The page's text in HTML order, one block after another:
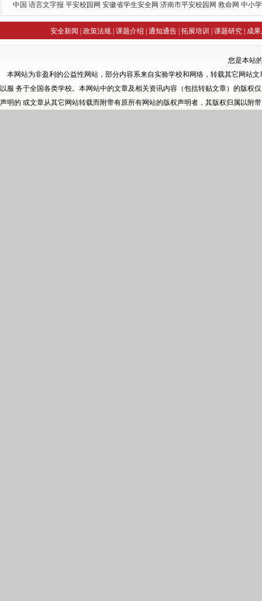
中国 语言文字报 平安校园网 安徽省学生安全网 济南市平安校园网 救命网 中小
安全新闻
政策法规| 课题介绍 通知通告| 拓展培训 课题研究| 成
您是本站
本网站为非盈利的公益性网站，部分内容系来自实验学校和网络，转载其它网站
以服 务于全国各类学校。本网站中的文章及相关资讯内容（包括转贴文章）的版权
声明的 或文章从其它网站转载而附带有原所有网站的版权声明者，其版权归属以附